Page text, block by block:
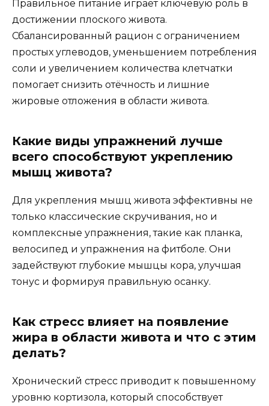
Правильное питание играет ключевую роль в
достижении плоского живота.
Сбалансированный рацион с ограничением
простых углеводов, уменьшением потребления
соли и увеличением количества клетчатки
помогает снизить отёчность и лишние
жировые отложения в области живота.
Какие виды упражнений лучше
всего способствуют укреплению
мышц живота?
Для укрепления мышц живота эффективны не
только классические скручивания, но и
комплексные упражнения, такие как планка,
велосипед и упражнения на фитболе. Они
задействуют глубокие мышцы кора, улучшая
тонус и формируя правильную осанку.
Как стресс влияет на появление
жира в области живота и что с этим
делать?
Хронический стресс приводит к повышенному
уровню кортизола, который способствует